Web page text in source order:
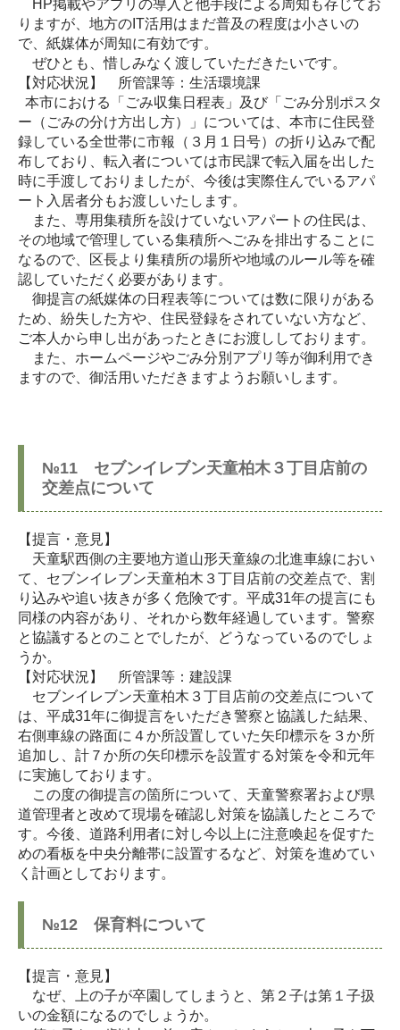
HP掲載やアプリの導入と他手段による周知も存じてお
りますが、地方のIT活用はまだ普及の程度は小さいの
で、紙媒体が周知に有効です。
ぜひとも、惜しみなく渡していただきたいです。
【対応状況】 所管課等：生活環境課
本市における「ごみ収集日程表」及び「ごみ分別ポスタ
ー（ごみの分け方出し方）」については、本市に住民登
録している全世帯に市報（３月１日号）の折り込みで配
布しており、転入者については市民課で転入届を出した
時に手渡しておりましたが、今後は実際住んでいるアパ
ート入居者分もお渡しいたします。
また、専用集積所を設けていないアパートの住民は、
その地域で管理している集積所へごみを排出することに
なるので、区長より集積所の場所や地域のルール等を確
認していただく必要があります。
御提言の紙媒体の日程表等については数に限りがある
ため、紛失した方や、住民登録をされていない方など、
ご本人から申し出があったときにお渡ししております。
また、ホームページやごみ分別アプリ等が御利用でき
ますので、御活用いただきますようお願いします。
№11 セブンイレブン天童柏木３丁目店前の
交差点について
【提言・意見】
天童駅西側の主要地方道山形天童線の北進車線におい
て、セブンイレブン天童柏木３丁目店前の交差点で、割
り込みや追い抜きが多く危険です。平成31年の提言にも
同様の内容があり、それから数年経過しています。警察
と協議するとのことでしたが、どうなっているのでしょ
うか。
【対応状況】 所管課等：建設課
セブンイレブン天童柏木３丁目店前の交差点について
は、平成31年に御提言をいただき警察と協議した結果、
右側車線の路面に４か所設置していた矢印標示を３か所
追加し、計７か所の矢印標示を設置する対策を令和元年
に実施しております。
この度の御提言の箇所について、天童警察署および県
道管理者と改めて現場を確認し対策を協議したところで
す。今後、道路利用者に対し今以上に注意喚起を促すた
めの看板を中央分離帯に設置するなど、対策を進めてい
く計画としております。
№12 保育料について
【提言・意見】
なぜ、上の子が卒園してしまうと、第２子は第１子扱
いの金額になるのでしょうか。